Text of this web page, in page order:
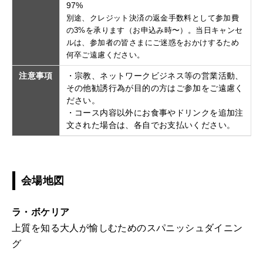
97%
別途、クレジット決済の返金手数料として参加費
の3%を承ります（お申込み時〜）。当日キャンセ
ルは、参加者の皆さまにご迷惑をおかけするため
何卒ご遠慮ください。
注意事項
・宗教、ネットワークビジネス等の営業活動、
その他勧誘行為が目的の方はご参加をご遠慮く
ださい。
・コース内容以外にお食事やドリンクを追加注
文された場合は、各自でお支払いください。
会場地図
ラ・ボケリア
上質を知る大人が愉しむためのスパニッシュダイニン
グ